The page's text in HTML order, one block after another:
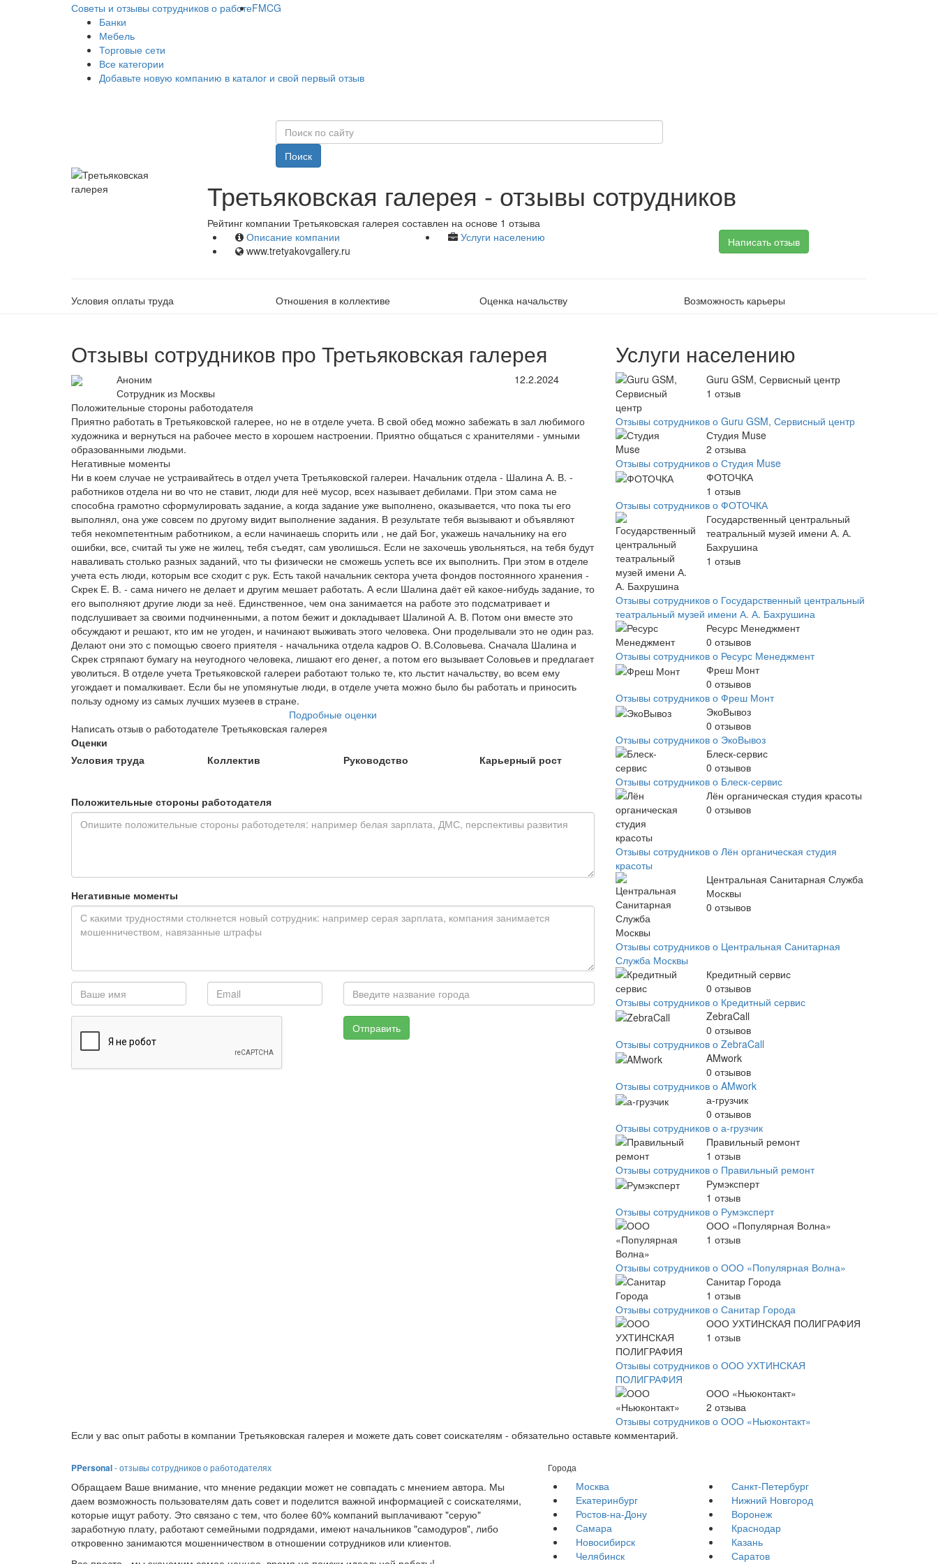
Советы и отзывы сотрудников о работеFMCG
Банки
Мебель
Торговые сети
Все категории
Добавьте новую компанию в каталог и свой первый отзыв
Поиск
Третьяковская галерея - отзывы сотрудников
Рейтинг компании Третьяковская галерея составлен на основе 1 отзыва
Описание компании
Услуги населению
www.tretyakovgallery.ru
Написать отзыв
Условия оплаты труда Отношения в коллективе Оценка начальству Возможность карьеры
Отзывы сотрудников про Третьяковская галерея
Аноним
Сотрудник из Москвы
12.2.2024
Положительные стороны работодателя
Приятно работать в Третьяковской галерее, но не в отделе учета. В свой обед можно забежать в зал любимого
художника и вернуться на рабочее место в хорошем настроении. Приятно общаться с хранителями - умными
образованными людьми.
Негативные моменты
Ни в коем случае не устраивайтесь в отдел учета Третьяковской галереи. Начальник отдела - Шалина А. В. -
работников отдела ни во что не ставит, люди для неё мусор, всех называет дебилами. При этом сама не
способна грамотно сформулировать задание, а когда задание уже выполнено, оказывается, что пока ты его
выполнял, она уже совсем по другому видит выполнение задания. В результате тебя вызывают и объявляют
тебя некомпетентным работником, а если начинаешь спорить или , не дай Бог, укажешь начальнику на его
ошибки, все, считай ты уже не жилец, тебя съедят, сам уволишься. Если не захочешь увольняться, на тебя будут
наваливать столько разных заданий, что ты физически не сможешь успеть все их выполнить. При этом в отделе
учета есть люди, которым все сходит с рук. Есть такой начальник сектора учета фондов постоянного хранения -
Скрек Е. В. - сама ничего не делает и другим мешает работать. А если Шалина даёт ей какое-нибудь задание, то
его выполняют другие люди за неё. Единственное, чем она занимается на работе это подсматривает и
подслушивает за своими подчиненными, а потом бежит и докладывает Шалиной А. В. Потом они вместе это
обсуждают и решают, кто им не угоден, и начинают выживать этого человека. Они проделывали это не один раз.
Делают они это с помощью своего приятеля - начальника отдела кадров О. В.Соловьева. Сначала Шалина и
Скрек стряпают бумагу на неугодного человека, лишают его денег, а потом его вызывает Соловьев и предлагает
уволиться. В отделе учета Третьяковской галереи работают только те, кто льстит начальству, во всем ему
угождает и помалкивает. Если бы не упомянутые люди, в отделе учета можно было бы работать и приносить
пользу одному из самых лучших музеев в стране.
Подробные оценки
Написать отзыв о работодателе Третьяковская галерея
Оценки
Условия труда
Коллектив Руководство Карьерный рост
Положительные стороны работодателя
Негативные моменты
Отправить
Услуги населению
Guru GSM, Сервисный центр
1 отзыв
Отзывы сотрудников о Guru GSM, Сервисный центр
Студия Muse
2 отзыва
Отзывы сотрудников о Студия Muse
ФОТОЧКА
1 отзыв
Отзывы сотрудников о ФОТОЧКА
Государственный центральный
театральный музей имени А. А.
Бахрушина
1 отзыв
Отзывы сотрудников о Государственный центральный
театральный музей имени А. А. Бахрушина
Ресурс Менеджмент
0 отзывов
Отзывы сотрудников о Ресурс Менеджмент
Фреш Монт
0 отзывов
Отзывы сотрудников о Фреш Монт
ЭкоВывоз
0 отзывов
Отзывы сотрудников о ЭкоВывоз
Блеск-сервис
0 отзывов
Отзывы сотрудников о Блеск-сервис
Лён органическая студия красоты
0 отзывов
Отзывы сотрудников о Лён органическая студия
красоты
Центральная Санитарная Служба
Москвы
0 отзывов
Отзывы сотрудников о Центральная Санитарная
Служба Москвы
Кредитный сервис
0 отзывов
Отзывы сотрудников о Кредитный сервис
ZebraCall
0 отзывов
Отзывы сотрудников о ZebraCall
AMwork
0 отзывов
Отзывы сотрудников о AMwork
а-грузчик
0 отзывов
Отзывы сотрудников о а-грузчик
Правильный ремонт
1 отзыв
Отзывы сотрудников о Правильный ремонт
Румэксперт
1 отзыв
Отзывы сотрудников о Румэксперт
ООО «Популярная Волна»
1 отзыв
Отзывы сотрудников о ООО «Популярная Волна»
Санитар Города
1 отзыв
Отзывы сотрудников о Санитар Города
ООО УХТИНСКАЯ ПОЛИГРАФИЯ
1 отзыв
Отзывы сотрудников о ООО УХТИНСКАЯ
ПОЛИГРАФИЯ
ООО «Ньюконтакт»
2 отзыва
Отзывы сотрудников о ООО «Ньюконтакт»
Если у вас опыт работы в компании Третьяковская галерея и можете дать совет соискателям - обязательно оставьте комментарий.
PPersonal- отзывы сотрудников о работодателях
Обращаем Ваше внимание, что мнение редакции может не совпадать с мнением автора. Мы
даем возможность пользователям дать совет и поделится важной информацией с соискателями,
которые ищут работу. Это связано с тем, что более 60% компаний выплачивают "серую"
заработную плату, работают семейными подрядами, имеют начальников "самодуров", либо
откровенно занимаются мошенничеством в отношении сотрудников или клиентов.
Города
Москва
Санкт-Петербург
Екатеринбург
Нижний Новгород
Ростов-на-Дону
Воронеж
Самара
Краснодар
Новосибирск
Казань
Челябинск
Саратов